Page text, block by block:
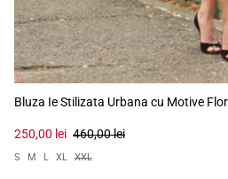
Bluza Ie Stilizata Urbana cu Motive
250,00 lei 460,00 lei
S M L XL XXL